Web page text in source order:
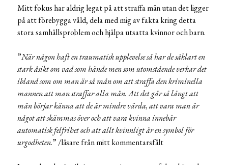
Mitt fokus har aldrig legat på att straffa män utan det ligger
på att förebygga våld, dela med mig av fakta kring detta
stora samhällsproblem och hjälpa utsatta kvinnor och barn.
”När någon haft en traumatisk upplevelse så har de såklart en
stark åsikt om vad som hände men som utomstående verkar det
ibland som om man är så mån om att straffa den kriminella
mannen att man straffar alla män. Att det går så långt att
män börjar känna att de är mindre värda, att vara man är
något att skämmas över och att vara kvinna innebär
automatisk felfrihet och att allt kvinnligt är en symbol för
urgodheten.” /läsare från mitt kommentarsfält